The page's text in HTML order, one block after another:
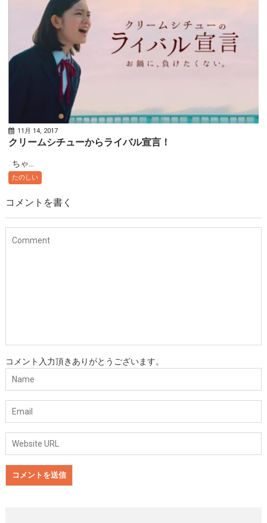
11月 14, 2017
クリームシチューからライバル宣言！
ちゃ...
たのしい
コメントを書く
コメント入力頂きありがとうございます。